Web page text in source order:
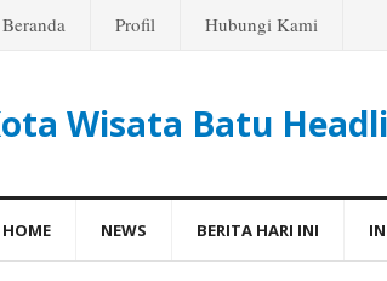
Beranda Profil Hubungi Kami
Wisata Batu
HOME NEWS BERITA HARI INI